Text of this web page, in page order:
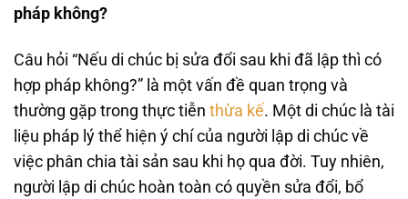
pháp không?
Câu hỏi “Nếu di chúc bị sửa đổi sau khi đã lập thì có
hợp pháp không?” là một vấn đề quan trọng và
thường gặp trong thực tiễn thừa kế. Một di chúc là tài
liệu pháp lý thể hiện ý chí của người lập di chúc về
việc phân chia tài sản sau khi họ qua đời. Tuy nhiên,
người lập di chúc hoàn toàn có quyền sửa đổi, bổ